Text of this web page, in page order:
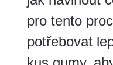
pro tento
potřebovat